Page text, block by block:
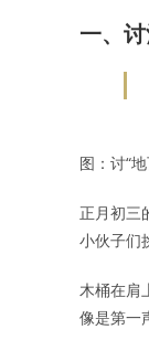
一、
图：讨“
正月初三
小伙子们
木桶在肩
像是第一